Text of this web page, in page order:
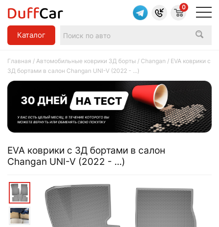
Каталог
0
Главная / Автомобильные коврики 3Д борты / Changan / EVA коврики c
3Д бортами в салон Changan UNI-V (2022 - ...)
EVA коврики c 3Д бортами в салон
Changan UNI-V (2022 - ...)